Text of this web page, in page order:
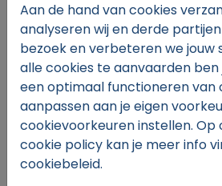
€27,00
Aan de hand van cookies
analyseren wij en derde
bezoek en verbeteren we jouw
alle cookies te aanvaarden
een optimaal functioneren van
aanpassen aan je eigen
cookievoorkeuren instellen. Op
cookie policy kan je meer info
cookiebeleid.